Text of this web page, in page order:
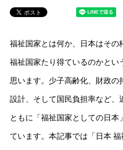
福祉国家とは何か、日本はその
福祉国家たり得ているのかとい
思います。少子高齢化、財政の
設計、そして国民負担率など、
ともに「福祉国家としての日本
ています。本記事では「日本